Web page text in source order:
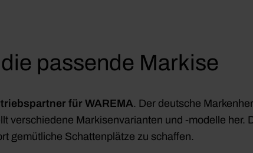
passende Markise
für WAREMA. Der deutsche
verschiedene Markisenvarianten und -modelle her.
gemütliche Schattenplätze zu schaffen.